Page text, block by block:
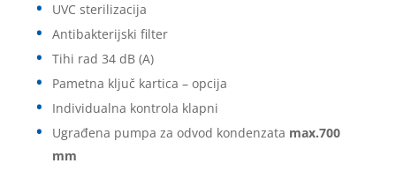
UVC sterilizacija
Antibakterijski filter
Tihi rad 34 dB (A)
Pametna ključ kartica – opcija
Individualna kontrola klapni
Ugrađena pumpa za odvod kondenzata max.700
mm